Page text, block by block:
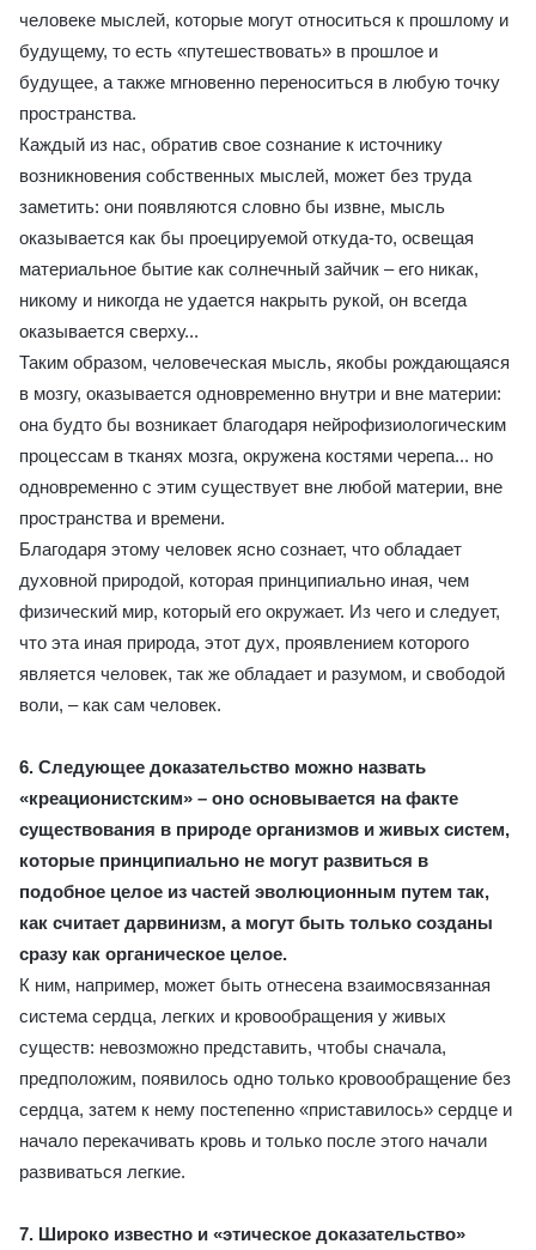
человеке мыслей, которые могут относиться к прошлому и
будущему, то есть «путешествовать» в прошлое и
будущее, а также мгновенно переноситься в любую точку
пространства.
Каждый из нас, обратив свое сознание к источнику
возникновения собственных мыслей, может без труда
заметить: они появляются словно бы извне, мысль
оказывается как бы проецируемой откуда-то, освещая
материальное бытие как солнечный зайчик – его никак,
никому и никогда не удается накрыть рукой, он всегда
оказывается сверху...
Таким образом, человеческая мысль, якобы рождающаяся
в мозгу, оказывается одновременно внутри и вне материи:
она будто бы возникает благодаря нейрофизиологическим
процессам в тканях мозга, окружена костями черепа... но
одновременно с этим существует вне любой материи, вне
пространства и времени.
Благодаря этому человек ясно сознает, что обладает
духовной природой, которая принципиально иная, чем
физический мир, который его окружает. Из чего и следует,
что эта иная природа, этот дух, проявлением которого
является человек, так же обладает и разумом, и свободой
воли, – как сам человек.
6. Следующее доказательство можно назвать
«креационистским» – оно основывается на факте
существования в природе организмов и живых систем,
которые принципиально не могут развиться в
подобное целое из частей эволюционным путем так,
как считает дарвинизм, а могут быть только созданы
сразу как органическое целое.
К ним, например, может быть отнесена взаимосвязанная
система сердца, легких и кровообращения у живых
существ: невозможно представить, чтобы сначала,
предположим, появилось одно только кровообращение без
сердца, затем к нему постепенно «приставилось» сердце и
начало перекачивать кровь и только после этого начали
развиваться легкие.
7. Широко известно и «этическое доказательство»